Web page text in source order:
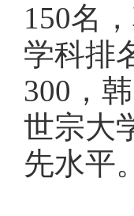
150名
学科排
300，
世宗大
先水平。